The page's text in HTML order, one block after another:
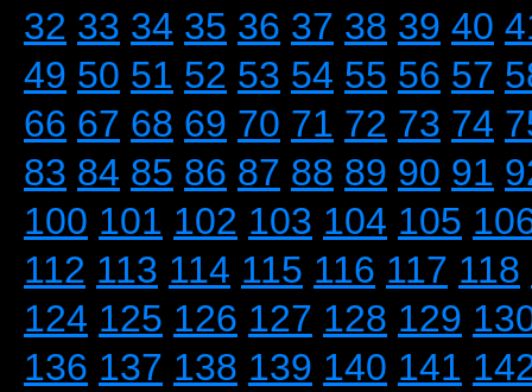
32 33 34 35 36 37 38 39 40
49 50 51 52 53 54 55 56 57
66 67 68 69 70 71 72 73 74
83 84 85 86 87 88 89 90 91
100 101 102 103 104 105
112 113 114 115 116 117 118
124 125 126 127 128 129
136 137 138 139 140 141